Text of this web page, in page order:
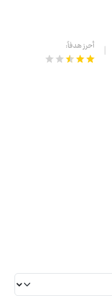
أحرز هدفاً: